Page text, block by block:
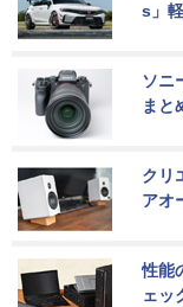
s」
ソニ
まと
クリ
アオ
性能
ェッ